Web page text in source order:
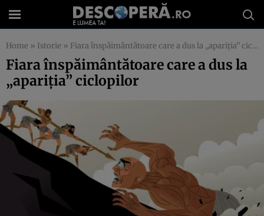
Home » Istorie » Fiara înspăimântătoare care a dus la „apariția” ciclopilor
Fiara înspăimântătoare care a dus la
„apariția” ciclopilor